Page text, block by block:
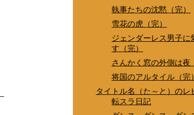
執事たちの沈黙（完）
雪花の虎（完）
ジェンダーレス男子に
す（完）
さんかく窓の外側は夜
将国のアルタイル（完）
タイトル名（た～と）のレ
転スラ日記